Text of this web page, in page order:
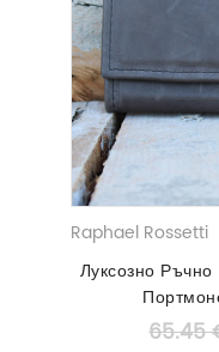
Raphael Rossetti
Луксозно
65.45